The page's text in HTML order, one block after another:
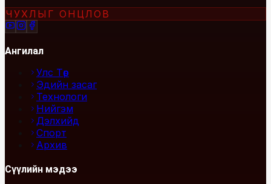
ЧУХЛЫГ ОНЦЛОВ
Ангилал
Улс Төр
Эдийн засаг
Технологи
Нийгэм
Дэлхийд
Спорт
Архив
Сүүлийн мэдээ